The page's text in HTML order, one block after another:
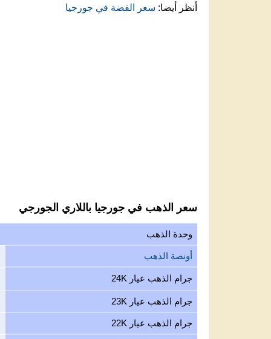
أنظر أيضا: سعر الفضة في جورجيا
سعر الذهب في جورجيا باللاري الجورجي
وحدة الذهب
أونصة الذهب
جرام الذهب عيار 24K
جرام الذهب عيار 23K
جرام الذهب عيار 22K